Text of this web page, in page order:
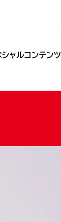
ます)
シャルコンテンツ